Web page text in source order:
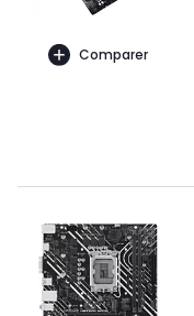
Comparer